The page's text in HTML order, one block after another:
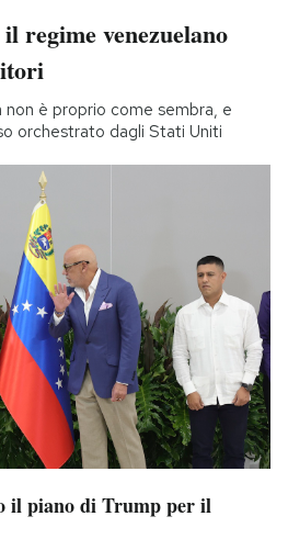
il regime venezuelano
è proprio come sembra, e
orchestrato dagli Stati Uniti
il piano di Trump per il